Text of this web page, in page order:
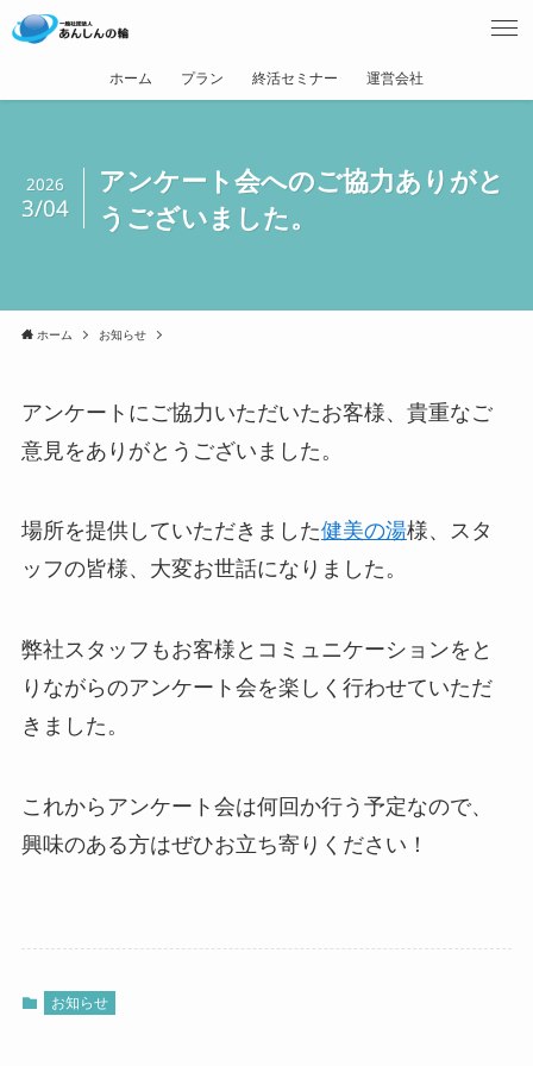
ホーム プラン 終活セミナー 運営会社
アンケート会へのご協力ありがと
うございました。
2026
3/04
ホーム お知らせ
アンケートにご協力いただいたお客様、貴重なご
意見をありがとうございました。
場所を提供していただきました健美の湯様、スタ
ッフの皆様、大変お世話になりました。
弊社スタッフもお客様とコミュニケーションをと
りながらのアンケート会を楽しく行わせていただ
きました。
これからアンケート会は何回か行う予定なので、
興味のある方はぜひお立ち寄りください！
お知らせ